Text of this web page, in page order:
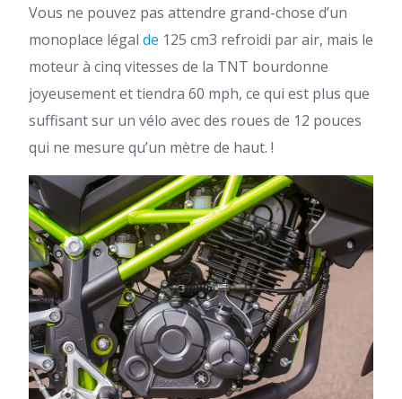
Vous ne pouvez pas attendre grand-chose d’un
monoplace légal de 125 cm3 refroidi par air, mais le
moteur à cinq vitesses de la TNT bourdonne
joyeusement et tiendra 60 mph, ce qui est plus que
suffisant sur un vélo avec des roues de 12 pouces
qui ne mesure qu’un mètre de haut. !